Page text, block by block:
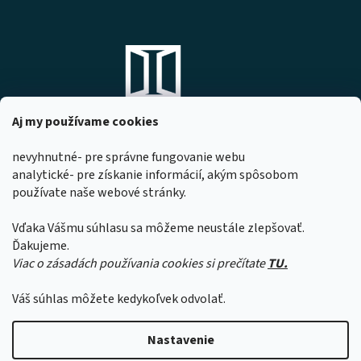
Aj my používame cookies
nevyhnutné- pre správne fungovanie webu
analytické- pre získanie informácií, akým spôsobom
používate naše webové stránky.
Vďaka Vášmu súhlasu sa môžeme neustále zlepšovať.
Ďakujeme.
Viac o zásadách používania cookies si prečítateTU.
Váš súhlas môžete kedykoľvek odvolať.
Nastavenie
Z dôvodu čerpania dovoleniek našimi
zamestnancami sa môže čas expedície
objednávok predĺžiť o 1 až 2 pracovné dni.
Ďakujeme za pochopenie.
DOMOVO s.r.o.
Komárňanská 167
947 01 Hurbanovo